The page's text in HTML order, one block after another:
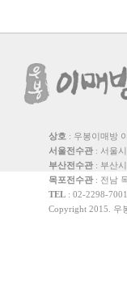
상호 : 우봉이매방
서울전수관 : 서울
부산전수관 : 부산
목포전수관 : 전남
TEL : 02-2298-
Copyright 2015. 우